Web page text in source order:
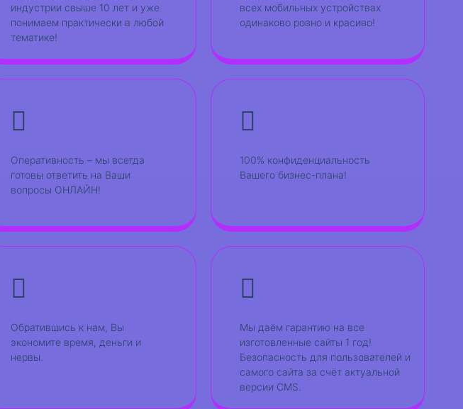
индустрии свыше 10 лет и уже
понимаем практически в любой
тематике!
всех мобильных устройствах
одинаково ровно и красиво!
Оперативность – мы всегда
готовы ответить на Ваши
вопросы ОНЛАЙН!
100% конфиденциальность
Вашего бизнес-плана!
Обратившись к нам, Вы
экономите время, деньги и
нервы.
Мы даём гарантию на все
изготовленные сайты 1 год!
Безопасность для пользователей и
самого сайта за счёт актуальной
версии CMS.